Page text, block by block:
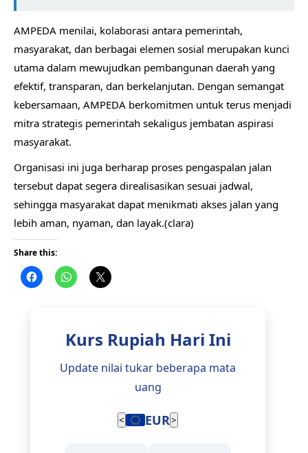
AMPEDA menilai, kolaborasi antara pemerintah,
masyarakat, dan berbagai elemen sosial merupakan kunci
utama dalam mewujudkan pembangunan daerah yang
efektif, transparan, dan berkelanjutan. Dengan semangat
kebersamaan, AMPEDA berkomitmen untuk terus menjadi
mitra strategis pemerintah sekaligus jembatan aspirasi
masyarakat.
Organisasi ini juga berharap proses pengaspalan jalan
tersebut dapat segera direalisasikan sesuai jadwal,
sehingga masyarakat dapat menikmati akses jalan yang
lebih aman, nyaman, dan layak.(clara)
Share this:
Kurs Rupiah Hari Ini
Update nilai tukar beberapa mata
uang
< EUR>